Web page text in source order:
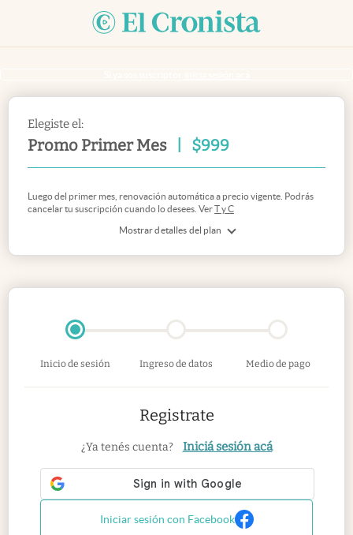
Elegiste el:
Promo Primer Mes $999
Mostrar detalles del plan
Luego del primer mes, renovación automática a precio vigente. Podrás
cancelar tu suscripción cuando lo desees. VerT y C
Inicio de sesión Ingreso de datos Medio de pago
Registrate
¿Ya tenés cuenta? Iniciá sesión acá
Iniciar sesión con Facebook